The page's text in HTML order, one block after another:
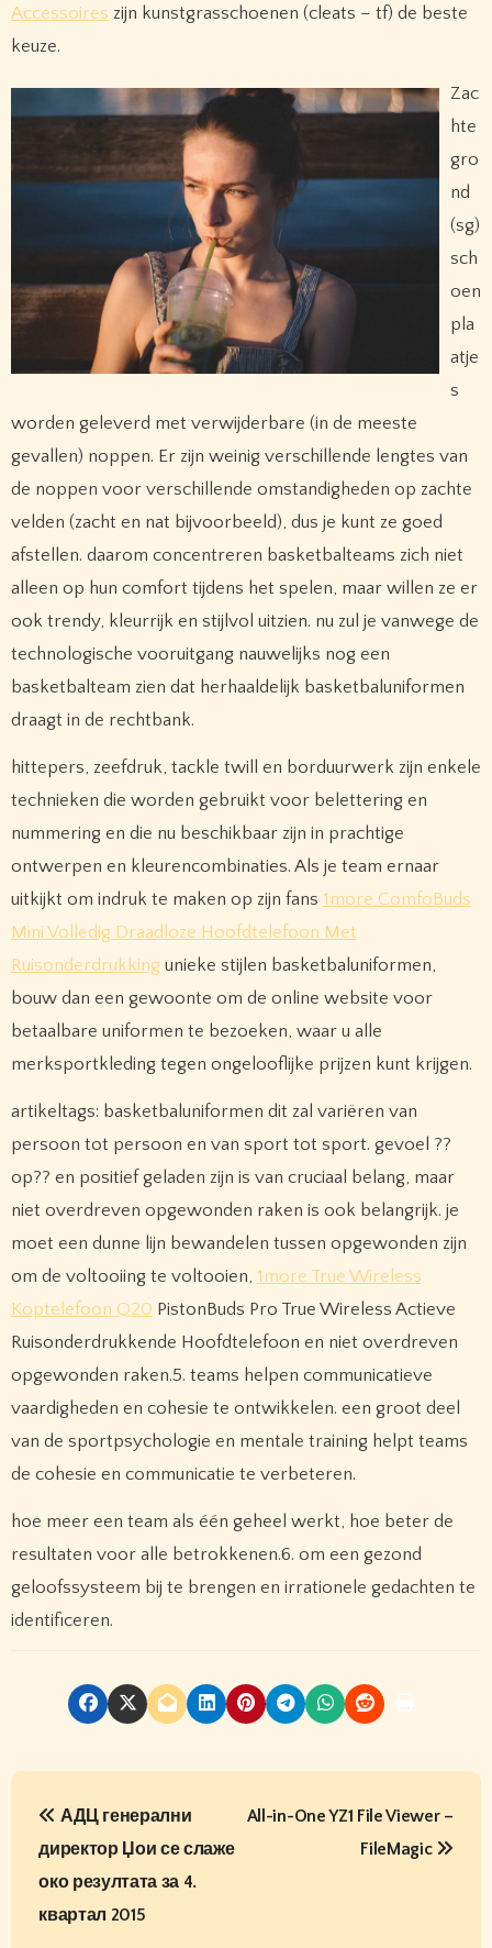
Accessoires zijn kunstgrasschoenen (cleats – tf) de beste
keuze.
Zac
hte
gro
nd
(sg)
sch
oen
pla
atje
s
worden geleverd met verwijderbare (in de meeste
gevallen) noppen. Er zijn weinig verschillende lengtes van
de noppen voor verschillende omstandigheden op zachte
velden (zacht en nat bijvoorbeeld), dus je kunt ze goed
afstellen. daarom concentreren basketbalteams zich niet
alleen op hun comfort tijdens het spelen, maar willen ze er
ook trendy, kleurrijk en stijlvol uitzien. nu zul je vanwege de
technologische vooruitgang nauwelijks nog een
basketbalteam zien dat herhaaldelijk basketbaluniformen
draagt ​​in de rechtbank.
hittepers, zeefdruk, tackle twill en borduurwerk zijn enkele
technieken die worden gebruikt voor belettering en
nummering en die nu beschikbaar zijn in prachtige
ontwerpen en kleurencombinaties. Als je team ernaar
uitkijkt om indruk te maken op zijn fans 1more ComfoBuds
Mini Volledig Draadloze Hoofdtelefoon Met
Ruisonderdrukking unieke stijlen basketbaluniformen,
bouw dan een gewoonte om de online website voor
betaalbare uniformen te bezoeken, waar u alle
merksportkleding tegen ongelooflijke prijzen kunt krijgen.
artikeltags: basketbaluniformen dit zal variëren van
persoon tot persoon en van sport tot sport. gevoel ??
op?? en positief geladen zijn is van cruciaal belang, maar
niet overdreven opgewonden raken is ook belangrijk. je
moet een dunne lijn bewandelen tussen opgewonden zijn
om de voltooiing te voltooien, 1more True Wireless
Koptelefoon Q20 PistonBuds Pro True Wireless Actieve
Ruisonderdrukkende Hoofdtelefoon en niet overdreven
opgewonden raken.5. teams helpen communicatieve
vaardigheden en cohesie te ontwikkelen. een groot deel
van de sportpsychologie en mentale training helpt teams
de cohesie en communicatie te verbeteren.
hoe meer een team als één geheel werkt, hoe beter de
resultaten voor alle betrokkenen.6. om een ​​gezond
geloofssysteem bij te brengen en irrationele gedachten te
identificeren.
P
АДЦ генерални
директор Џои се слаже
око резултата за 4.
квартал 2015
All-in-One YZ1 File Viewer –
FileMagic